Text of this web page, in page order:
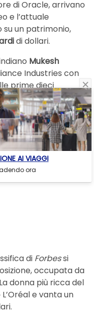
di Oracle, arrivano
e l’attuale
un patrimonio,
di dollari.
Mukesh
Industries con
prime dieci
patrimoni supera i
di Forbessi
occupata da
donna più ricca del
e vanta un
AI VIAGGI
ora